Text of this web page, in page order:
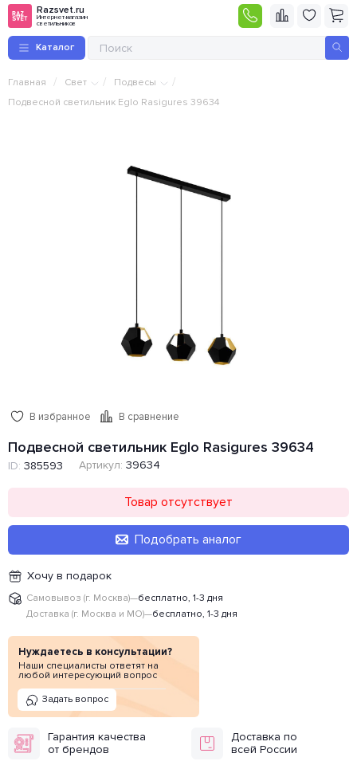
Razsvet.ru
Интернет-магазин
светильников
Каталог
Главная / Свет / Подвесы /
Подвесной светильник Eglo Rasigures 39634
В избранное В сравнение
Подвесной светильник Eglo Rasigures 39634
ID: 385593 Артикул: 39634
Товар отсутствует
Подобрать аналог
Хочу в подарок
Самовывоз (г. Москва)—бесплатно, 1-3 дня
Доставка (г. Москва и МО)—бесплатно, 1-3 дня
Нуждаетесь в консультации?
Наши специалисты ответят на
любой интересующий вопрос
Задать вопрос
Гарантия качества
от брендов
Доставка по
всей России